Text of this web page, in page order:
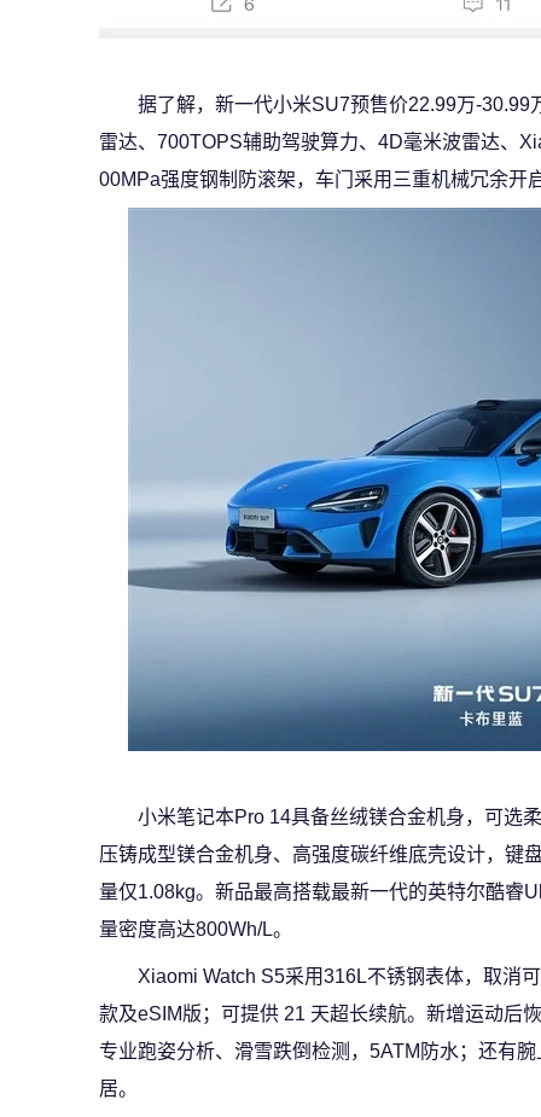
据了解，新一代小米SU7预售价22.99万-
雷达、700TOPS辅助驾驶算力、4D毫米波雷达、
00MPa强度钢制防滚架，车门采用三重机械冗余开
小米笔记本Pro 14具备丝绒镁合金机身，可选
压铸成型镁合金机身、高强度碳纤维底壳设计，键
量仅1.08kg。新品最高搭载最新一代的英特尔酷睿
量密度高达800Wh/L。
Xiaomi Watch S5采用316L不锈钢表体，取消
款及eSIM版；可提供 21 天超长续航。新增运动后
专业跑姿分析、滑雪跌倒检测，5ATM防水；还有
居。